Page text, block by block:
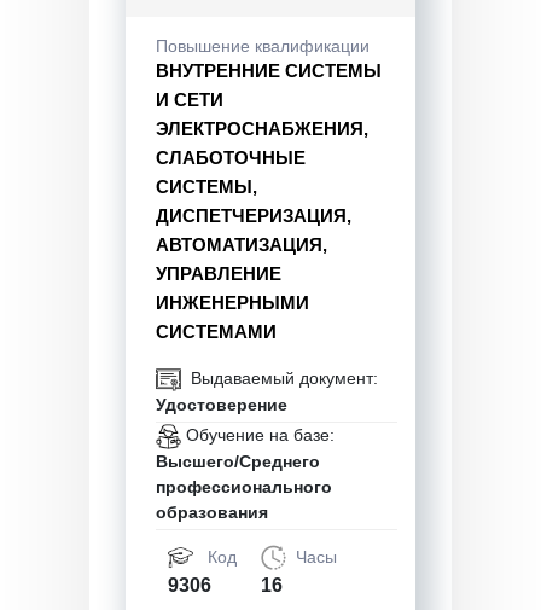
Повышение квалификации
ВНУТРЕННИЕ СИСТЕМЫ
И СЕТИ
ЭЛЕКТРОСНАБЖЕНИЯ,
СЛАБОТОЧНЫЕ
СИСТЕМЫ,
ДИСПЕТЧЕРИЗАЦИЯ,
АВТОМАТИЗАЦИЯ,
УПРАВЛЕНИЕ
ИНЖЕНЕРНЫМИ
СИСТЕМАМИ
Выдаваемый документ:
Удостоверение
Обучение на базе:
Высшего/Среднего
профессионального
образования
Код
9306
Часы
16